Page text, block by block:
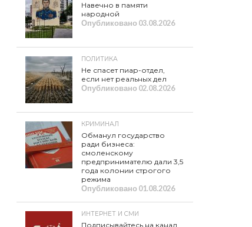
Навечно в памяти
народной
Опубликовано03.08.2026
ПОЛИТИКА
Не спасет пиар-отдел,
если нет реальных дел
Опубликовано02.08.2026
КРИМИНАЛ
Обманул государство
ради бизнеса:
смоленскому
предпринимателю дали 3,5
года колонии строгого
режима
Опубликовано01.08.2026
ИНТЕРНЕТ И СМИ
Подписывайтесь на канал